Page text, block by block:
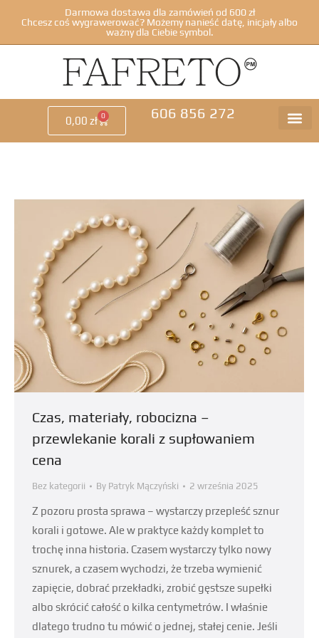
Darmowa dostawa dla zamówień od 600 zł
Chcesz coś wygrawerować? Możemy nanieść datę, inicjały albo
ważny dla Ciebie symbol.
0,00 zł 0 606 856 272
Czas, materiały, robocizna –
przewlekanie korali z supłowaniem
cena
Bez kategorii By Patryk Mączyński 2 września 2025
Z pozoru prosta sprawa – wystarczy przepleść sznur
korali i gotowe. Ale w praktyce każdy komplet to
trochę inna historia. Czasem wystarczy tylko nowy
sznurek, a czasem wychodzi, że trzeba wymienić
zapięcie, dobrać przekładki, zrobić gęstsze supełki
albo skrócić całość o kilka centymetrów. I właśnie
dlatego trudno tu mówić o jednej, stałej cenie. Jeśli